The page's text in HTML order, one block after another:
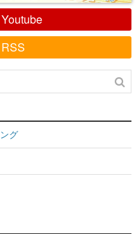
Youtube
RSS
グ